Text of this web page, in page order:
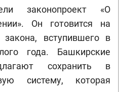
законопроект «О
Он готовится на
закона, вступившего в
года. Башкирские
сохранить в
систему, которая